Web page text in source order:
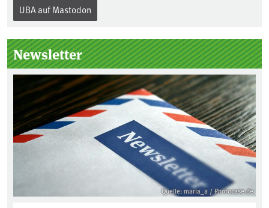
„Boden des Jahres“ vorgestellt. Das UBA
Kuratorium, wie wird der Boden des
Jahres ausgewählt und was passiert
eigentlich während eines solchen
Bodenjahres? Infos dazu gibt es im
aktuellen Podcast „Soilcast“. Jetzt
reinhören:
https://soilcast.de/interview/sc202-
interview-die-kuer-der-krume/
UBA auf Mastodon
Newsletter
Quelle: maria_a / Photocase.de